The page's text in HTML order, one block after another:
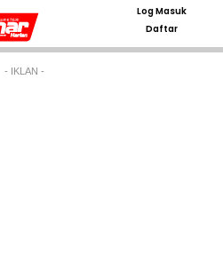
Log Masuk
Daftar
- IKLAN -